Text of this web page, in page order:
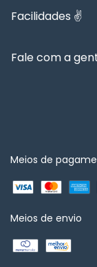
Facilidades ✌️
Fale com a
Meios de
Meios de envio